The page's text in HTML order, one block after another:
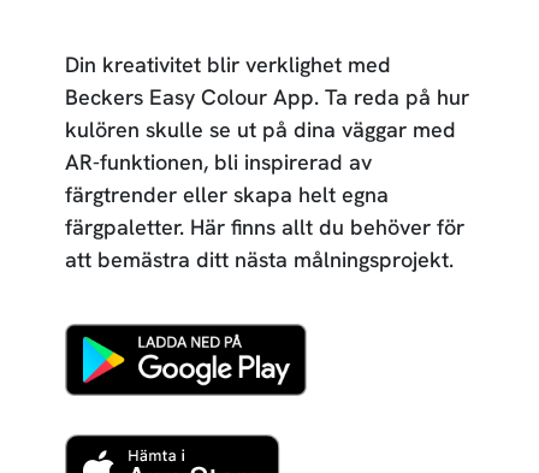
Din kreativitet blir verklighet med
Beckers Easy Colour App. Ta reda på hur
kulören skulle se ut på dina väggar med
AR-funktionen, bli inspirerad av
färgtrender eller skapa helt egna
färgpaletter. Här finns allt du behöver för
att bemästra ditt nästa målningsprojekt.